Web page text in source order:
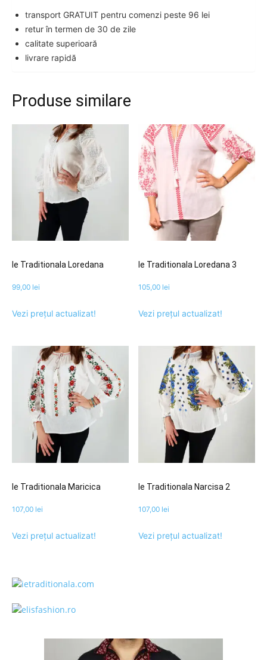
transport GRATUIT pentru comenzi peste 96 lei
retur în termen de 30 de zile
calitate superioară
livrare rapidă
Produse similare
Ie Traditionala Loredana
99,00 lei
Vezi prețul actualizat!
Ie Traditionala Loredana 3
105,00 lei
Vezi prețul actualizat!
Ie Traditionala Maricica
107,00 lei
Vezi prețul actualizat!
Ie Traditionala Narcisa 2
107,00 lei
Vezi prețul actualizat!